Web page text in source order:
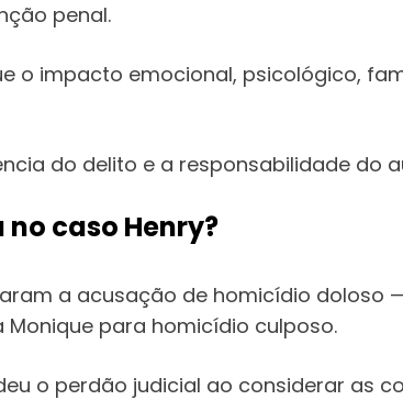
penal.
o impacto emocional, psicológico,
do delito e a responsabilidade do
caso Henry?
a acusação de homicídio
para homicídio culposo.
o perdão judicial ao considerar as